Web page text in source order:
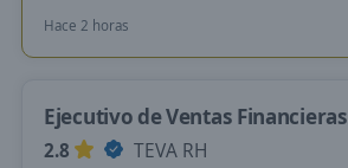
Hace 2 horas
Ejecutivo de Ventas Financieras
2.8
TEVA RH